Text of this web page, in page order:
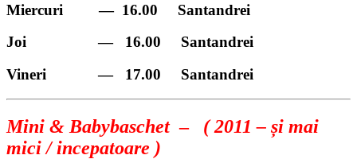
Miercuri — 16.00
Santandrei
Joi
— 16.00
Santandrei
Vineri
— 17.00 Santandrei
Mini & Babybaschet – ( 2011 – și mai
mici / incepatoare )